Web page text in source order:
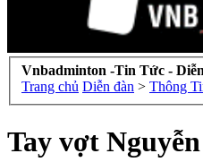
Vnbadminton -Tin Tức -
Trang chủ Diễn đàn > Thông
Tay vợt